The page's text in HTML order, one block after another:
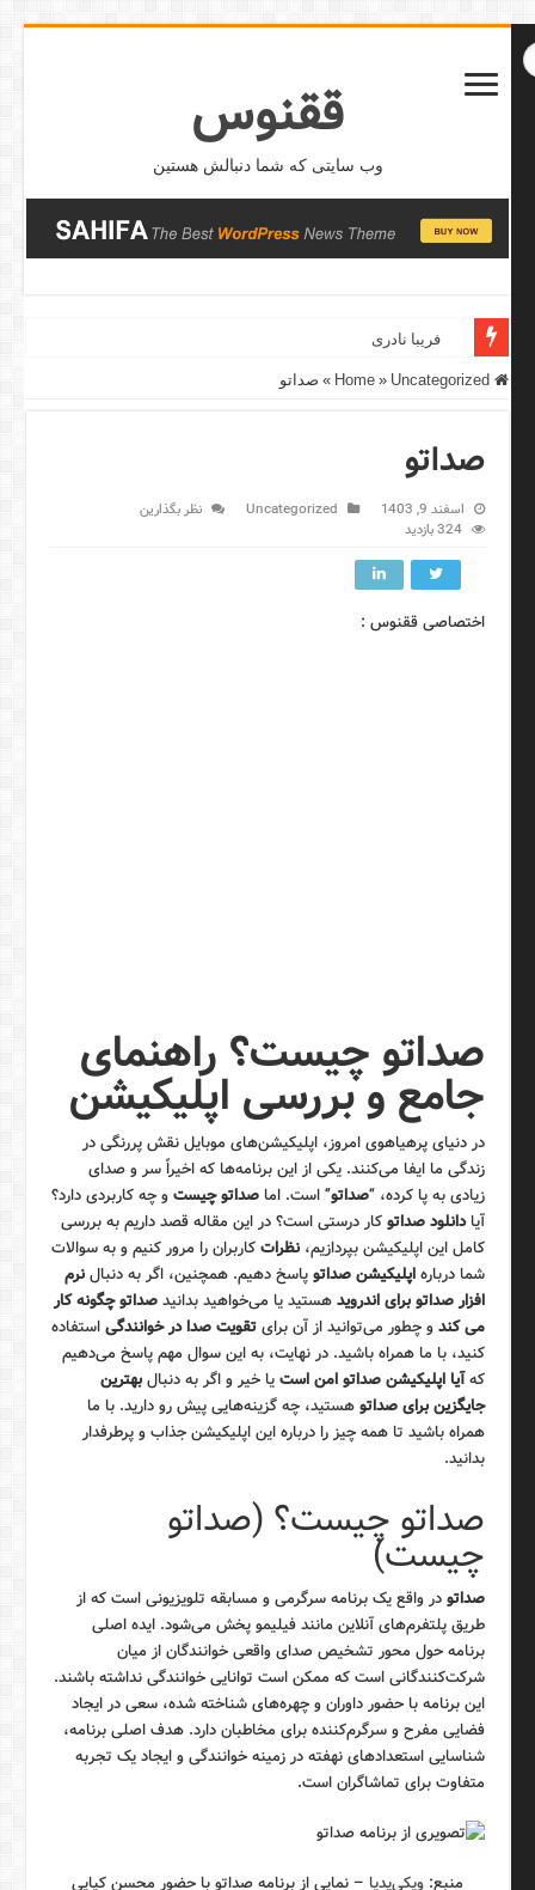
ققنوس
وب سایتی که شما دنبالش هستین
فریبا نادری
» Uncategorized
» صداتو
صداتو
اسفند 9, 1403 Uncategorized
نظر بگذارین
324 بازدید
اختصاصی ققنوس :
صداتو چیست؟ راهنمای
جامع و بررسی اپلیکیشن
در دنیای پرهیاهوی امروز، اپلیکیشن‌های موبایل نقش پررنگی در
زندگی ما ایفا می‌کنند. یکی از این برنامه‌ها که اخیراً سر و صدای
زیادی به پا کرده، “صداتو” است. اماصداتو چیستو چه کاربردی دارد؟
آیادانلود صداتوکار درستی است؟ در این مقاله قصد داریم به بررسی
کامل این اپلیکیشن بپردازیم،نظراتکاربران را مرور کنیم و به سوالات
شما دربارهاپلیکیشن صداتوپاسخ دهیم. همچنین، اگر به دنبالنرم
افزار صداتو برای اندرویدهستید یا می‌خواهید بدانیدصداتو چگونه کار
می کندو چطور می‌توانید از آن برایتقویت صدا در خوانندگیاستفاده
کنید، با ما همراه باشید. در نهایت، به این سوال مهم پاسخ می‌دهیم
کهآیا اپلیکیشن صداتو امن استیا خیر و اگر به دنبالبهترین
جایگزین برای صداتوهستید، چه گزینه‌هایی پیش رو دارید. با ما
همراه باشید تا همه چیز را درباره این اپلیکیشن جذاب و پرطرفدار
بدانید.
صداتو چیست؟ (صداتو
چیست)
صداتودر واقع یک برنامه سرگرمی و مسابقه تلویزیونی است که از
طریق پلتفرم‌های آنلاین مانند فیلیمو پخش می‌شود. ایده اصلی
برنامه حول محور تشخیص صدای واقعی خوانندگان از میان
شرکت‌کنندگانی است که ممکن است توانایی خوانندگی نداشته باشند.
این برنامه با حضور داوران و چهره‌های شناخته شده، سعی در ایجاد
فضایی مفرح و سرگرم‌کننده برای مخاطبان دارد. هدف اصلی برنامه،
شناسایی استعدادهای نهفته در زمینه خوانندگی و ایجاد یک تجربه
متفاوت برای تماشاگران است.
منبع: ویکی‌پدیا – نمایی از برنامه صداتو با حضور محسن کیایی